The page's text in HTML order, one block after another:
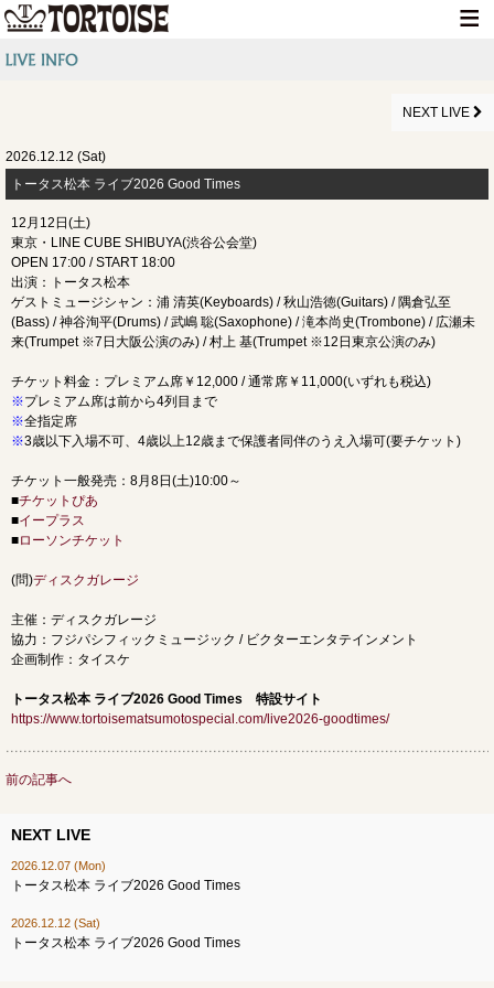
CONTACT
NEXT LIVE
2026.12.12 (Sat)
トータス松本 ライブ2026 Good Times
12月12日(土)
東京・LINE CUBE SHIBUYA(渋谷公会堂)
OPEN 17:00 / START 18:00
出演：トータス松本
ゲストミュージシャン：浦 清英(Keyboards) / 秋山浩徳(Guitars) / 隅倉弘至
(Bass) / 神谷洵平(Drums) / 武嶋 聡(Saxophone) / 滝本尚史(Trombone) / 広瀬未
来(Trumpet ※7日大阪公演のみ) / 村上 基(Trumpet ※12日東京公演のみ)
チケット料金：プレミアム席￥12,000 / 通常席￥11,000(いずれも税込)
※プレミアム席は前から4列目まで
※全指定席
※3歳以下入場不可、4歳以上12歳まで保護者同伴のうえ入場可(要チケット)
チケット一般発売：8月8日(土)10:00～
■チケットぴあ
■イープラス
■ローソンチケット
(問)ディスクガレージ
主催：ディスクガレージ
協力：フジパシフィックミュージック / ビクターエンタテインメント
企画制作：タイスケ
トータス松本 ライブ2026 Good Times 特設サイト
https://www.tortoisematsumotospecial.com/live2026-goodtimes/
前の記事へ
NEXT LIVE
2026.12.07 (Mon)
トータス松本 ライブ2026 Good Times
2026.12.12 (Sat)
トータス松本 ライブ2026 Good Times